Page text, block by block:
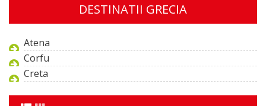
DESTINATII GRECIA
Atena
Corfu
Creta